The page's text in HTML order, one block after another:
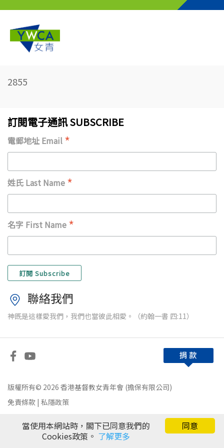
2855
訂閱電子通訊 SUBSCRIBE
電郵地址 Email *
姓氏 Last Name *
名字 First Name *
聯絡我們
神既是這樣愛我們，我們也當彼此相愛。（約翰一書 四:11）
版權所有© 2026 香港基督教女青年會 (擔保有限公司)
免責條款 | 私隱政策
同意
當使用本網站時，閣下已同意我們的
Cookies政策。 了解更多